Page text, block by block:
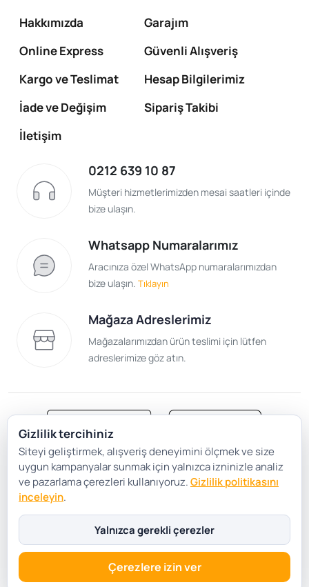
Hakkımızda
Garajım
Online Express
Güvenli Alışveriş
Kargo ve Teslimat
Hesap Bilgilerimiz
İade ve Değişim
Sipariş Takibi
İletişim
0212 639 10 87
Müşteri hizmetlerimizden mesai saatleri içinde
bize ulaşın.
Whatsapp Numaralarımız
Aracınıza özel WhatsApp numaralarımızdan
bize ulaşın. Tıklayın
Mağaza Adreslerimiz
Mağazalarımızdan ürün teslimi için lütfen
adreslerimize göz atın.
Satış Sözleşmesi
Gizlilik ve Güvenlik
Gizlilik Politikası
Çerez Tercihleri
Gizlilik tercihiniz
Siteyi geliştirmek, alışveriş deneyimini ölçmek ve size
uygun kampanyalar sunmak için yalnızca izninizle analiz
ve pazarlama çerezleri kullanıyoruz.Gizlilik politikasını
inceleyin.
Yalnızca gerekli çerezler
Çerezlere izin ver